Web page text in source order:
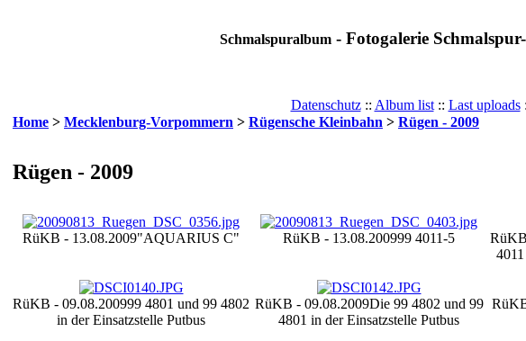
Schmalspuralbum- Fotogalerie
Datenschutz:: Album list:: Last uploads
Home > Mecklenburg-Vorpommern > Rügensche Kleinbahn > Rügen - 2009
Rügen - 2009
RüKB - 13.08.2009"AQUARIUS C" RüKB - 13.08.200999 4011-5
RüKB - 09.08.200999 4801 und 99 4802
in der Einsatzstelle Putbus
RüKB - 09.08.2009Die 99 4802 und 99
4801 in der Einsatzstelle Putbus